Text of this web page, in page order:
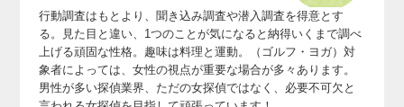
行動調査はもとより、聞き込み調査や潜入調査を得意とす
る。見た目と違い、1つのことが気になると納得いくまで調べ
上げる頑固な性格。趣味は料理と運動。（ゴルフ・ヨガ） 対
象者によっては、女性の視点が重要な場合が多々あります。
男性が多い探偵業界、ただの女探偵ではなく、必要不可欠と